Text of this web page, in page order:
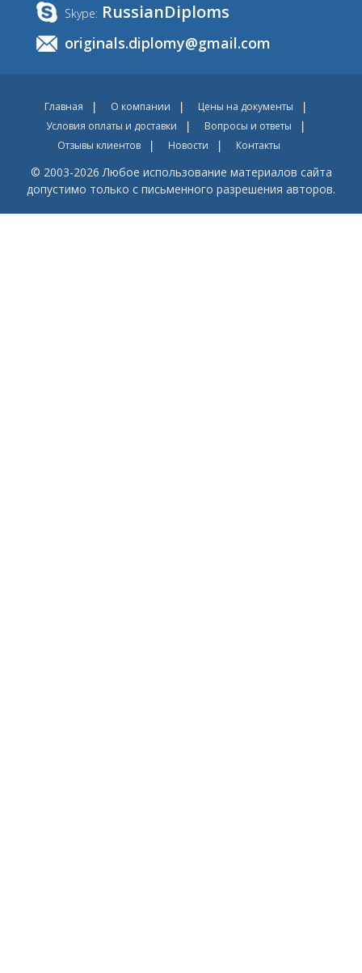
Skype: RussianDiploms
originals.diplomy@gmail.com
Главная О компании
Цены на документы
Условия оплаты и доставки
Вопросы и ответы
Отзывы клиентов
Новости Контакты
© 2003-2026 Любое использование материалов сайта
допустимо только с письменного разрешения авторов.